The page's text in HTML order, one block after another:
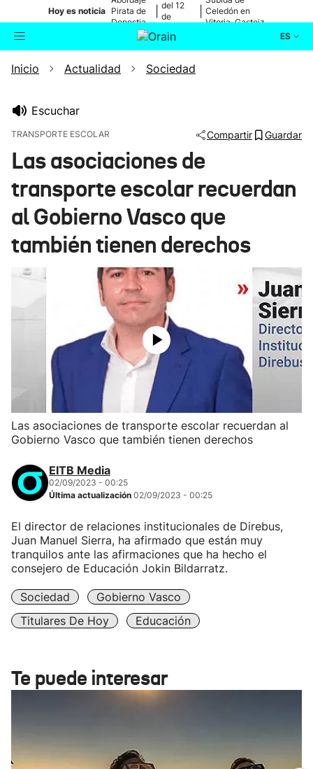
Hoy es noticia Pirata de
Donostia
del 12
de
Celedón en
Vitoria-Gasteiz
ES
Buscador Actualidad
Ikusmiran
Eguraldia
Inicio Actualidad Sociedad
Escuchar
TRANSPORTE ESCOLAR Compartir Guardar
Las asociaciones de
transporte escolar recuerdan
al Gobierno Vasco que
también tienen derechos
Las asociaciones de transporte escolar recuerdan al
Gobierno Vasco que también tienen derechos
EITB Media
02/09/2023 - 00:25
Última actualización 02/09/2023 - 00:25
El director de relaciones institucionales de Direbus,
Juan Manuel Sierra, ha afirmado que están muy
tranquilos ante las afirmaciones que ha hecho el
consejero de Educación Jokin Bildarratz.
Sociedad
Gobierno Vasco
Titulares De Hoy
Educación
Te puede interesar